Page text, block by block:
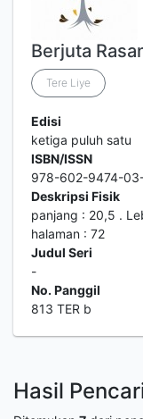
Berjuta
Tere Liye
Edisi
ketiga puluh satu
ISBN/ISSN
978-602-9474-
Deskripsi Fisik
panjang : 20,5 .
halaman : 72
Judul Seri
-
No. Panggil
813 TER b
Hasil